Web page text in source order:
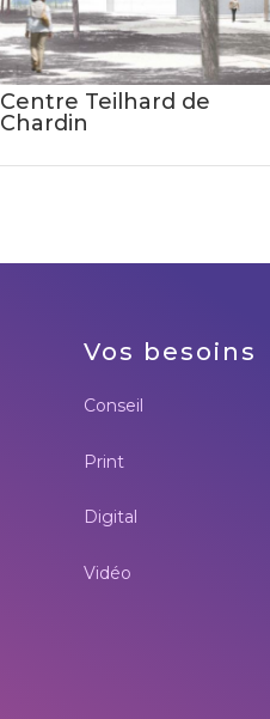
Centre Teilhard de
Chardin
Vos besoins
Conseil
Print
Digital
Vidéo